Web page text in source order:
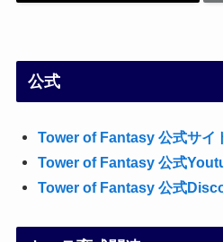
公式
Tower of Fantasy 公式サイ
Tower of Fantasy 公式
Tower of Fantasy 公式